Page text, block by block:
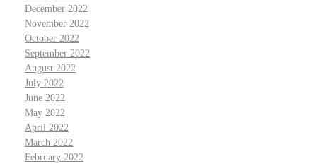
December 2022
November 2022
October 2022
September 2022
August 2022
July 2022
June 2022
May 2022
April 2022
March 2022
February 2022